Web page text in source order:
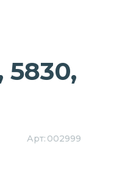
5830,
Арт: 002999